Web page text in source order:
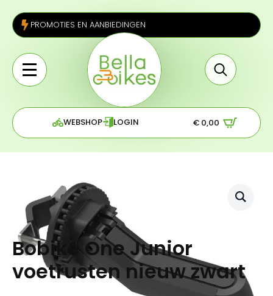
PROMOTIES EN AANBIEDINGEN
for:
WEBSHOP LOGIN € 0,00
Bobike One Junior
voetrusten nieuw zwart